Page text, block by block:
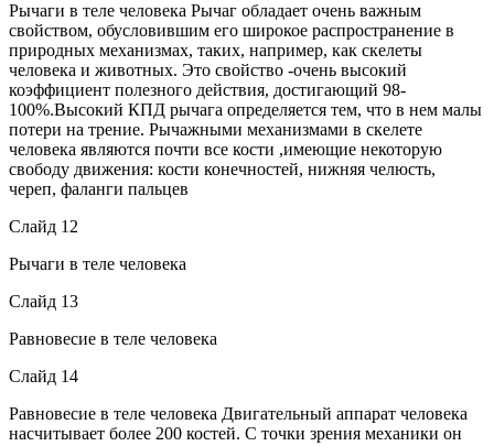
Рычаги в теле человека Рычаг обладает очень важным
свойством, обусловившим его широкое распространение в
природных механизмах, таких, например, как скелеты
человека и животных. Это свойство -очень высокий
коэффициент полезного действия, достигающий 98-
100%.Высокий КПД рычага определяется тем, что в нем малы
потери на трение. Рычажными механизмами в скелете
человека являются почти все кости ,имеющие некоторую
свободу движения: кости конечностей, нижняя челюсть,
череп, фаланги пальцев
Слайд 12
Рычаги в теле человека
Слайд 13
Равновесие в теле человека
Слайд 14
Равновесие в теле человека Двигательный аппарат человека
насчитывает более 200 костей. С точки зрения механики он